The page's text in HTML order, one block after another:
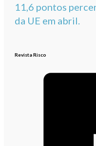
11,6 pontos
da UE em abril.
Revista Risco